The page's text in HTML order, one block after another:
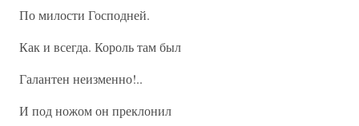
По милости Господней.
Как и всегда. Король там был
Галантен неизменно!..
И под ножом он преклонил